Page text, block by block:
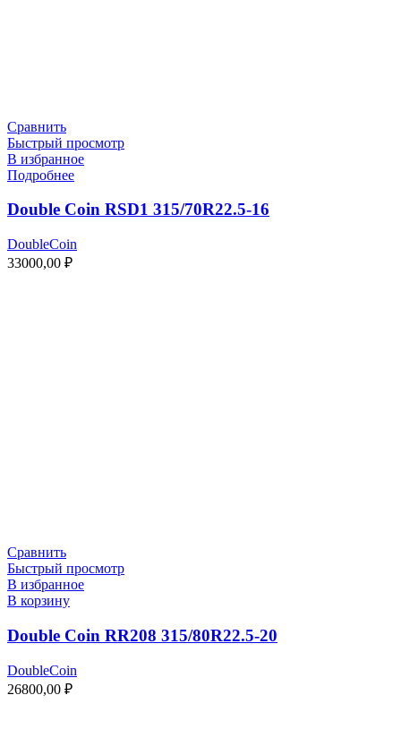
Сравнить
Быстрый просмотр
В избранное
Подробнее
Double Coin RSD1 315/70R22.5-16
DoubleCoin
33000,00 ₽
Сравнить
Быстрый просмотр
В избранное
В корзину
Double Coin RR208 315/80R22.5-20
DoubleCoin
26800,00 ₽